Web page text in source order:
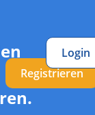
Registrieren
Login